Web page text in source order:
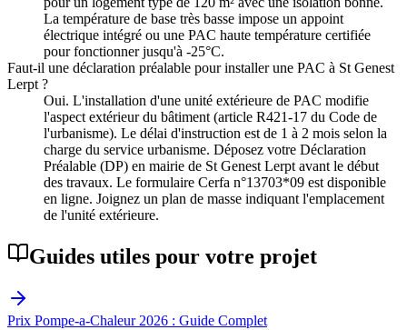
La température de base très basse impose un appoint
électrique intégré ou une PAC haute température certifiée
pour fonctionner jusqu'à -25°C.
Faut-il une déclaration préalable pour installer une PAC à St Genest
Lerpt ?
Oui. L'installation d'une unité extérieure de PAC modifie
l'aspect extérieur du bâtiment (article R421-17 du Code de
l'urbanisme). Le délai d'instruction est de 1 à 2 mois selon la
charge du service urbanisme. Déposez votre Déclaration
Préalable (DP) en mairie de St Genest Lerpt avant le début
des travaux. Le formulaire Cerfa n°13703*09 est disponible
en ligne. Joignez un plan de masse indiquant l'emplacement
de l'unité extérieure.
Guides utiles pour votre projet
Prix Pompe-a-Chaleur 2026 : Guide Complet